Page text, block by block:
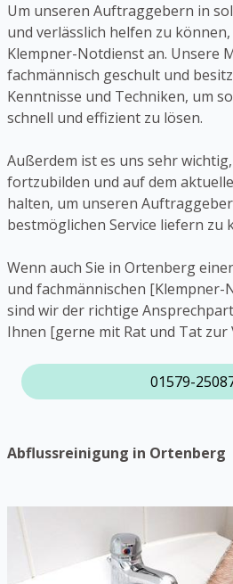
Um unseren Auftraggebern in
und verlässlich helfen zu
Klempner-Notdienst an. Unsere
fachmännisch geschult und
Kenntnisse und Techniken, um
schnell und effizient zu lösen.
Außerdem ist es uns sehr
fortzubilden und auf dem
halten, um unseren
bestmöglichen Service liefern zu
Wenn auch Sie in Ortenberg
und fachmännischen
sind wir der richtige
Ihnen [gerne mit Rat und Tat zur
01579-
Abflussreinigung in Ortenberg